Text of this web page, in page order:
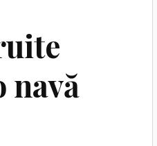
navă